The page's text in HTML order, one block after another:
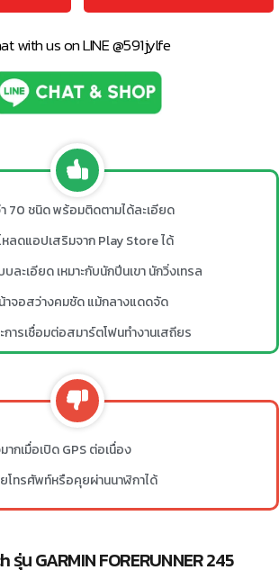
with us on LINE @591jylfe
70 ชนิด พร้อมติดตามได้ละเอียด
หลดแอปเสริมจาก Play Store ได้
ะเอียด เหมาะกับนักปีนเขา นักวิ่งเทรล
จอสว่างคมชัด แม้กลางแดดจัด
การเชื่อมต่อสมาร์ตโฟนทำงานเสถียร
ากเมื่อเปิด GPS ต่อเนื่อง
โทรศัพท์หรือคุยผ่านนาฬิกาได้
น GARMIN FORERUNNER 245